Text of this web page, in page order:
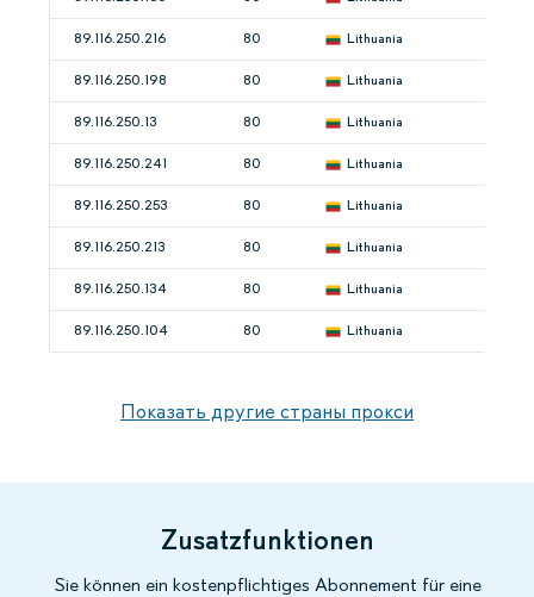
89.116.250.216 80 Lithuania
89.116.250.198 80 Lithuania
89.116.250.13 80 Lithuania
89.116.250.241 80 Lithuania
89.116.250.253 80 Lithuania
89.116.250.213 80 Lithuania
89.116.250.134 80 Lithuania
89.116.250.104 80 Lithuania
Показать другие страны прокси
Zusatzfunktionen
Sie können ein kostenpflichtiges Abonnement für eine